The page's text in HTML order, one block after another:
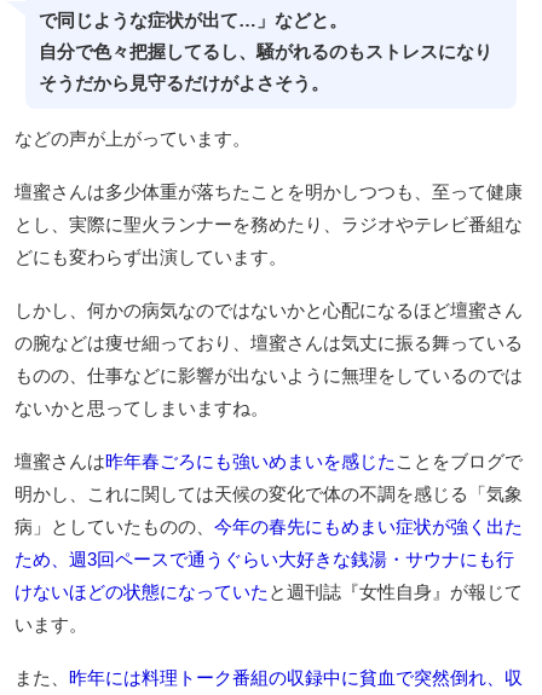
で同じような症状が出て…」などと。
自分で色々把握してるし、騒がれるのもストレスになり
そうだから見守るだけがよさそう。
などの声が上がっています。
壇蜜さんは多少体重が落ちたことを明かしつつも、至って健康
とし、実際に聖火ランナーを務めたり、ラジオやテレビ番組な
どにも変わらず出演しています。
しかし、何かの病気なのではないかと心配になるほど壇蜜さん
の腕などは痩せ細っており、壇蜜さんは気丈に振る舞っている
ものの、仕事などに影響が出ないように無理をしているのでは
ないかと思ってしまいますね。
壇蜜さんは昨年春ごろにも強いめまいを感じた ことをブログで
明かし、これに関しては天候の変化で体の不調を感じる「気象
病」としていたものの、 今年の春先にもめまい症状が強く出た
ため、週3回ペースで通うぐらい大好きな銭湯・サウナにも行
けないほどの状態になっていた と週刊誌『女性自身』が報じて
います。
また、 昨年には料理トーク番組の収録中に貧血で突然倒れ、収